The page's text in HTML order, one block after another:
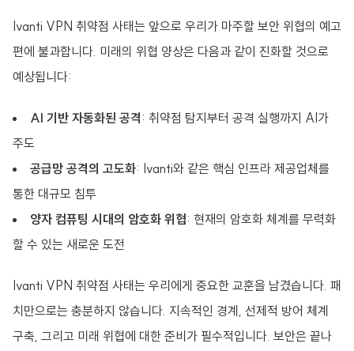
Ivanti VPN 취약점 사태는 앞으로 우리가 마주할 보안 위협의 예고
편에 불과합니다. 미래의 위협 양상은 다음과 같이 진화할 것으로
예상됩니다:
AI 기반 자동화된 공격 : 취약점 탐지부터 공격 실행까지 AI가
주도
공급망 공격의 고도화: Ivanti와 같은 핵심 인프라 제공업체를
통한 대규모 침투
양자 컴퓨팅 시대의 암호화 위협: 현재의 암호화 체계를 무력화
할 수 있는 새로운 도전
Ivanti VPN 취약점 사태는 우리에게 중요한 교훈을 남겼습니다. 패
치만으로는 충분하지 않습니다. 지속적인 경계, 선제적 방어 체계
구축, 그리고 미래 위협에 대한 준비가 필수적입니다. 보안은 끝나